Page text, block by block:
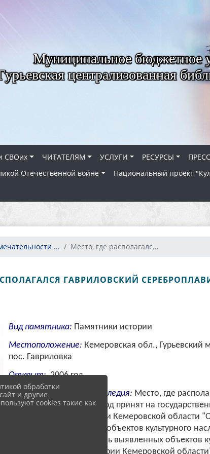
Муниципальное бюджетное
централизованная
СВОих ЧИТАТЕЛЯМ УСЛУГИ РЕСУРСЫ
Отечественной войне Национальный проект
... Место, где располагалс...
ГАВРИЛОВСКИЙ
Вид памятника: Памятники истории
Местоположение: Кемеровская обл., Гурьевский
пос. Гавриловка
Открыт:2006 год
Объект культурного наследия: Место, где
сереброплавильный завод принят на
Коллегии Администрации Кемеровской области
государственный реестр объектов культурного
истории и культуры) вновь выявленных объектов
находящихся на территории Кемеровской
обработки
и другие
cookies такие как